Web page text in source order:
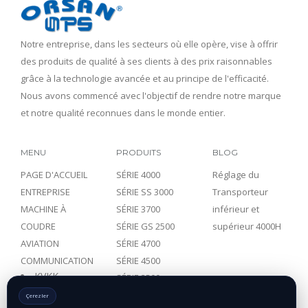
Notre entreprise, dans les secteurs où elle opère, vise à offrir
des produits de qualité à ses clients à des prix raisonnables
grâce à la technologie avancée et au principe de l'efficacité.
Nous avons commencé avec l'objectif de rendre notre marque
et notre qualité reconnues dans le monde entier.
MENU
PAGE D'ACCUEIL
ENTREPRISE
MACHINE À
COUDRE
AVIATION
COMMUNICATION
KVKK
PRODUITS
SÉRIE 4000
SÉRIE SS 3000
SÉRIE 3700
SÉRIE GS 2500
SÉRIE 4700
SÉRIE 4500
SÉRIE 3500
BLOG
Réglage du
Transporteur
inférieur et
supérieur 4000H
Çerezler